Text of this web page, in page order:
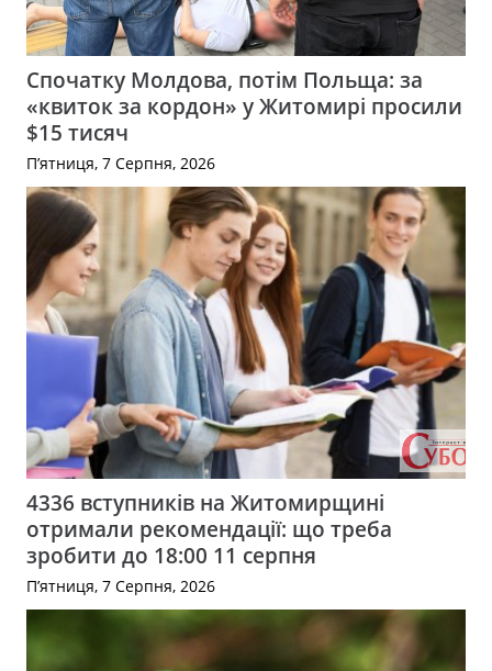
Спочатку Молдова, потім Польща: за
«квиток за кордон» у Житомирі просили
$15 тисяч
П’ятниця, 7 Серпня, 2026
4336 вступників на Житомирщині
отримали рекомендації: що треба
зробити до 18:00 11 серпня
П’ятниця, 7 Серпня, 2026